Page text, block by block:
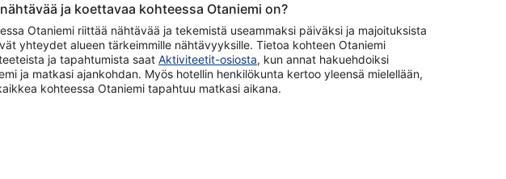
ja koettavaa kohteessa Otaniemi on?
Otaniemi riittää nähtävää ja tekemistä useammaksi päiväksi ja majoituksista
yhteydet alueen tärkeimmille nähtävyyksille. Tietoa kohteen Otaniemi
ja tapahtumista saat Aktiviteetit-osiosta, kun annat hakuehdoiksi
ja matkasi ajankohdan. Myös hotellin henkilökunta kertoo yleensä mielellään,
kohteessa Otaniemi tapahtuu matkasi aikana.